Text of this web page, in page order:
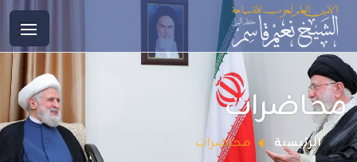
محاضرات
الرئيسية محاضرات